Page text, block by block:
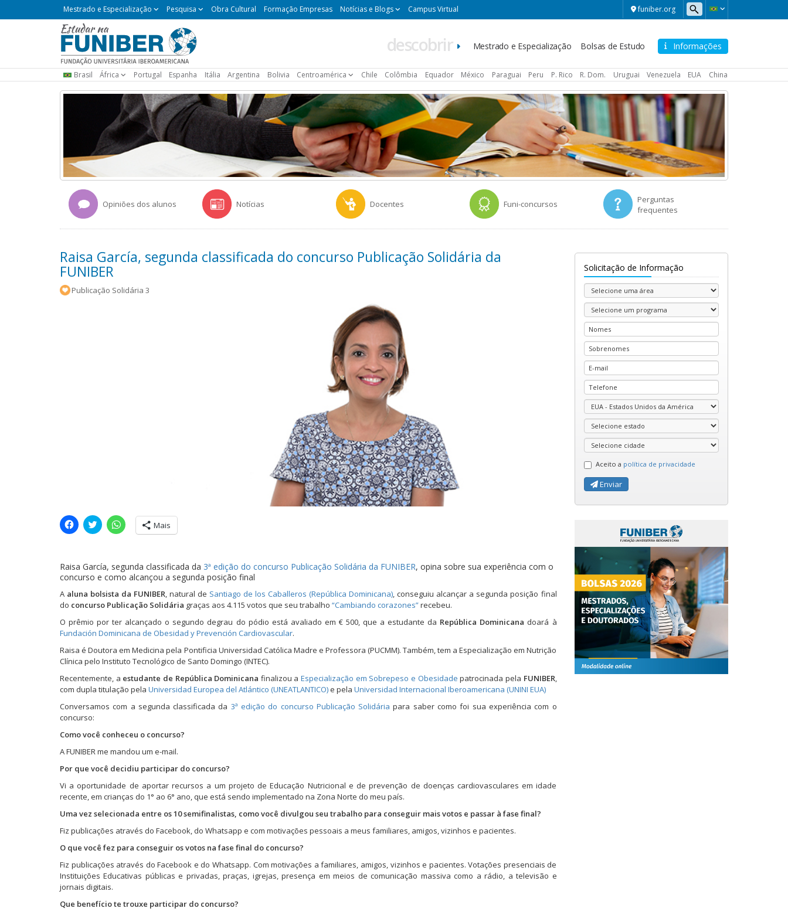
funiber.org
Mestrado
Especialização
Mestrado e Especialização Pesquisa Obra Cultural Formação Empresas Notícias e Blogs Campus Virtual
Informações
Navegación
Mestrado e Especialização Bolsas de Estudo
descobrir
Brasil África Portugal Espanha Itália Argentina Bolivia Centroamérica Chile Colômbia Equador México Paraguai Peru P. Rico R. Dom. Uruguai Venezuela EUA China
Opiniões dos alunos Notícias Docentes Funi-concursos
Perguntas
frequentes
Raisa García, segunda classificada do concurso Publicação Solidária da
FUNIBER
Publicação Solidária 3
C
l
p
a
a
c
o
p
a
r
i
l
a
r
n
F
c
b
o
(
a
b
e
m
o
v
j
n
e
l
a
C
l
e
p
a
a
c
o
p
a
r
i
l
a
r
n
T
t
r
a
b
r
e
e
n
v
a
j
a
e
l
a
)
C
l
p
a
a
c
o
p
a
r
i
l
a
r
n
W
s
p
(
a
b
r
e
m
o
v
j
n
e
l
Mais
Raisa García, segunda classificada da 3ª edição do concurso Publicação Solidária da FUNIBER, opina sobre sua experiência com o
concurso e como alcançou a segunda posição final
A aluna bolsista da FUNIBER, natural de Santiago de los Caballeros (República Dominicana), conseguiu alcançar a segunda posição final
do concurso Publicação Solidária graças aos 4.115 votos que seu trabalho “Cambiando corazones”recebeu.
O prêmio por ter alcançado o segundo degrau do pódio está avaliado em € 500, que a estudante da República Dominicana doará à
Fundación Dominicana de Obesidad y Prevención Cardiovascular.
Raisa é Doutora em Medicina pela Pontificia Universidad Católica Madre e Professora (PUCMM). Também, tem a Especialização em Nutrição
Clínica pelo Instituto Tecnológico de Santo Domingo (INTEC).
Recentemente, a estudante de República Dominicana finalizou aEspecialização em Sobrepeso e Obesidade patrocinada pela FUNIBER,
com dupla titulação pela Universidad Europea del Atlántico (UNEATLANTICO)e pela Universidad Internacional Iberoamericana (UNINI EUA)
Conversamos com a segunda classificada da 3ª edição do concurso Publicação Solidária para saber como foi sua experiência com o
concurso:
Como você conheceu o concurso?
A FUNIBER me mandou um e-mail.
Por que você decidiu participar do concurso?
Vi a oportunidade de aportar recursos a um projeto de Educação Nutricional e de prevenção de doenças cardiovasculares em idade
recente, em crianças do 1° ao 6° ano, que está sendo implementado na Zona Norte do meu país.
Uma vez selecionada entre os 10 semifinalistas, como você divulgou seu trabalho para conseguir mais votos e passar à fase final?
Fiz publicações através do Facebook, do Whatsapp e com motivações pessoais a meus familiares, amigos, vizinhos e pacientes.
O que você fez para conseguir os votos na fase final do concurso?
Fiz publicações através do Facebook e do Whatsapp. Com motivações a familiares, amigos, vizinhos e pacientes. Votações presenciais de
Instituições Educativas públicas e privadas, praças, igrejas, presença em meios de comunicação massiva como a rádio, a televisão e
jornais digitais.
Que benefício te trouxe participar do concurso?
Solicitação de Informação
Aceito a política de privacidade
Enviar